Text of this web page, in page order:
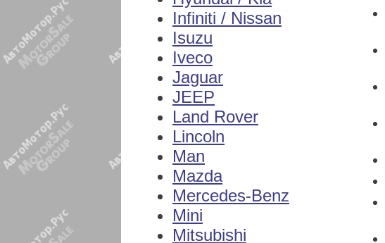
Infiniti / Nissan
Isuzu
Iveco
Jaguar
JEEP
Land Rover
Lincoln
Man
Mazda
Mercedes-Benz
Mini
Mitsubishi